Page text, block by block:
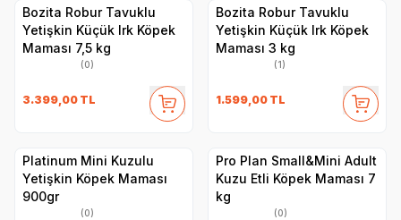
Bozita Robur Tavuklu
Yetişkin Küçük Irk Köpek
Maması 7,5 kg
(0)
3.399,00 TL
Bozita Robur Tavuklu
Yetişkin Küçük Irk Köpek
Maması 3 kg
(1)
1.599,00 TL
Platinum Mini Kuzulu
Yetişkin Köpek Maması
900gr
(0)
Pro Plan Small&Mini Adult
Kuzu Etli Köpek Maması 7
kg
(0)